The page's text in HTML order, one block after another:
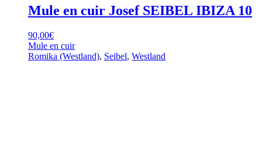
Mule en cuir Josef SEIBEL IBIZA 10
90,00€
Mule en cuir
Romika (Westland), Seibel, Westland